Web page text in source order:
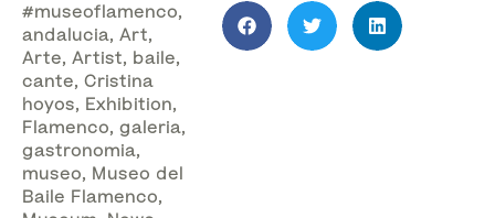
#museoflamenco,
andalucia, Art,
Arte, Artist, baile,
cante, Cristina
hoyos, Exhibition,
Flamenco, galeria,
gastronomia,
museo, Museo del
Baile Flamenco,